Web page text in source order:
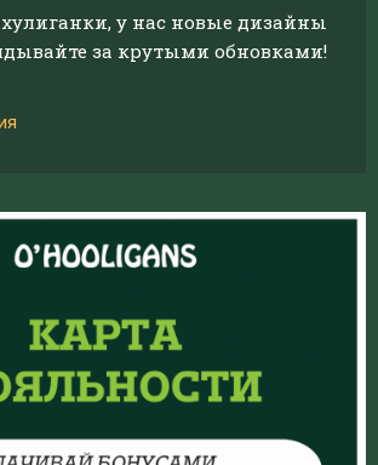
у нас новые дизайны
за крутыми обновками!